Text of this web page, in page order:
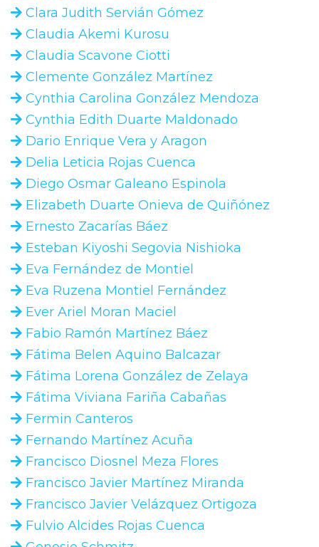
Clara Judith Servián Gómez
Claudia Akemi Kurosu
Claudia Scavone Ciotti
Clemente González Martínez
Cynthia Carolina González Mendoza
Cynthia Edith Duarte Maldonado
Dario Enrique Vera y Aragon
Delia Leticia Rojas Cuenca
Diego Osmar Galeano Espinola
Elizabeth Duarte Onieva de Quiñónez
Ernesto Zacarías Báez
Esteban Kiyoshi Segovia Nishioka
Eva Fernández de Montiel
Eva Ruzena Montiel Fernández
Ever Ariel Moran Maciel
Fabio Ramón Martínez Báez
Fátima Belen Aquino Balcazar
Fátima Lorena González de Zelaya
Fátima Viviana Fariña Cabañas
Fermin Canteros
Fernando Martínez Acuña
Francisco Diosnel Meza Flores
Francisco Javier Martínez Miranda
Francisco Javier Velázquez Ortigoza
Fulvio Alcides Rojas Cuenca